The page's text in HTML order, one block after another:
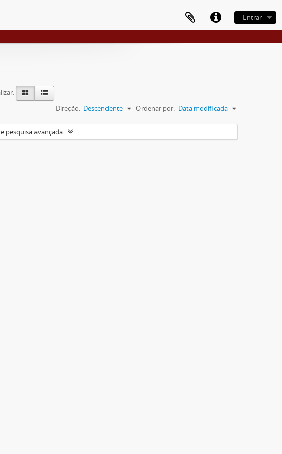
Entrar
Ordenar por: Data modificada
Direção: Descendente
pesquisa avançada